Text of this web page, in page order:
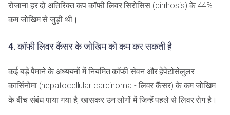
रोजाना हर दो अतिरिक्त कप कॉफी लिवर सिरोसिस (cirrhosis) के 44%
कम जोखिम से जुड़ी थी।
4. कॉफी लिवर कैंसर के जोखिम को कम कर सकती है
कई बड़े पैमाने के अध्ययनों में नियमित कॉफी सेवन और हेपेटोसेलुलर
कार्सिनोमा (hepatocellular carcinoma - लिवर कैंसर) के कम जोखिम
के बीच संबंध पाया गया है, खासकर उन लोगों में जिन्हें पहले से लिवर रोग है।